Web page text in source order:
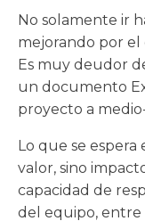
No solamente ir
mejorando por el
Es muy deudor
un documento
proyecto a
Lo que se
valor, sino
capacidad de
del equipo, entre